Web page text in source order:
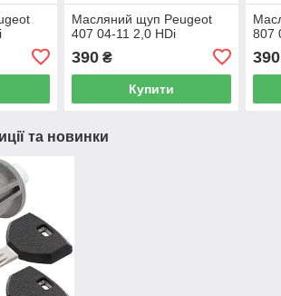
Масляний щуп Peugeot
407 04-11 2,0 HDi
390₴
Купити
807
390
та новинки